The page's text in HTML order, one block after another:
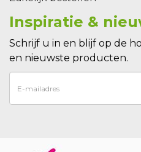
Inspiratie &
Schrijf u in en blijf op de
en nieuwste producten.